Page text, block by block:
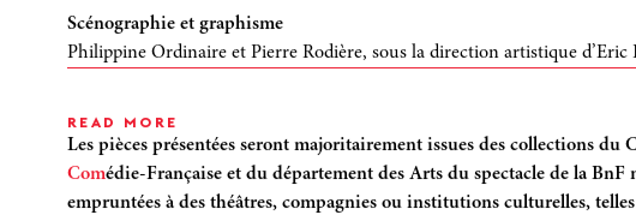
Scénographie et graphisme
Philippine Ordinaire et Pierre Rodière, sous la direction artistique d’Eric
READ MORE
Tous les grands personnages de l’œuvre de Molière sont convoqués :
Les pièces présentées seront majoritairement issues des collections du
Comédie-Française et du département des Arts du spectacle de la BnF
empruntées à des théâtres, compagnies ou institutions culturelles,